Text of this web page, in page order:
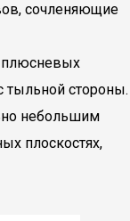
сочленяющие
плюсневых
тыльной стороны.
небольшим
плоскостях,